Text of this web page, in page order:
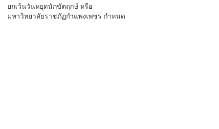
ยกเว้นวันหยุดนักขัตฤกษ์ หรือ
มหาวิทยาลัยราชภัฏกำแพงเพชร กำหนด